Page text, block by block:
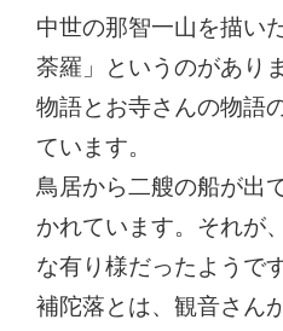
中世の那智一山を描い
荼羅」というのがあり
物語とお寺さんの物語
ています。
鳥居から二艘の船が出
かれています。それが
な有り様だったようです
補陀落とは、観音さん